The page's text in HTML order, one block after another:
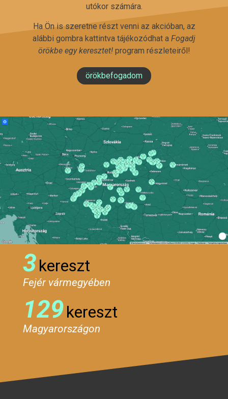
utókor számára.
Ha Ön is szeretne részt venni az akcióban, az
alábbi gombra kattintva tájékozódhat a Fogadj
örökbe egy keresztet!program részleteiről!
örökbefogadom
3kereszt
Fejér vármegyében
129kereszt
Magyarországon